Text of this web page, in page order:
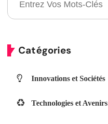
Catégories
Innovations et Sociétés
Technologies et Avenirs